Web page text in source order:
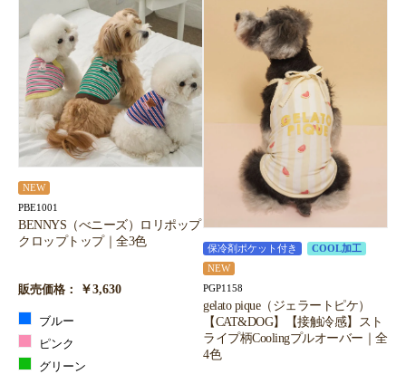
NEW
PBE1001
BENNYS（べニーズ）ロリポップ
クロップトップ｜全3色
販売価格： ￥3,630
ブルー
ピンク
グリーン
保冷剤ポケット付き
COOL加工
NEW
PGP1158
gelato pique（ジェラートピケ）
【CAT&DOG】【接触冷感】スト
ライプ柄Coolingプルオーバー｜全
4色